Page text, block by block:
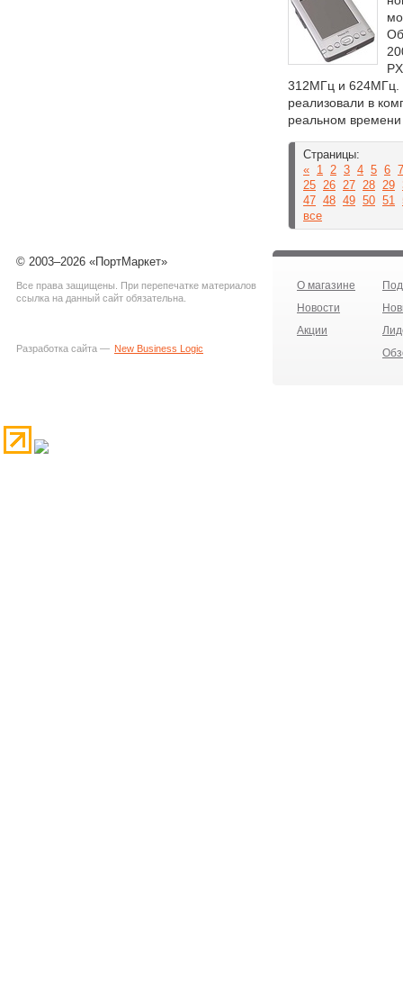
312МГц и 624МГц.
реализовали в
реальном времени
Страницы:
« 1 2 3 4 5 6 7
25 26 27 28 29
47 48 49 50 51
все
© 2003–2026 «ПортМаркет»
Все права защищены. При перепечатке материалов
ссылка на данный сайт обязательна.
Разработка сайта — New Business Logic
О магазине
Новости
Акции